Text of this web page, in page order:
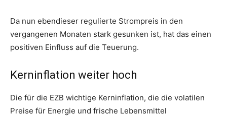
Da nun ebendieser regulierte Strompreis in den
vergangenen Monaten stark gesunken ist, hat das einen
positiven Einfluss auf die Teuerung.
Kerninflation weiter hoch
Die für die EZB wichtige Kerninflation, die die volatilen
Preise für Energie und frische Lebensmittel